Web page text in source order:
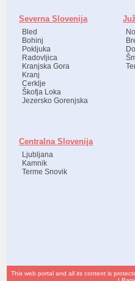
Severna Slovenija
Bled
Bohinj
Pokljuka
Radovljica
Kranjska Gora
Kranj
Cerklje
Škofja Loka
Jezersko Gorenjska
Centralna Slovenija
Ljubljana
Kamnik
Terme Snovik
This web portal and all its content is